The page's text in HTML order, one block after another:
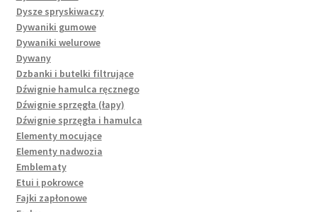
Dysze spryskiwaczy
Dywaniki gumowe
Dywaniki welurowe
Dywany
Dzbanki i butelki filtrujące
Dźwignie hamulca ręcznego
Dźwignie sprzęgła (łapy)
Dźwignie sprzęgła i hamulca
Elementy mocujące
Elementy nadwozia
Emblematy
Etui i pokrowce
Fajki zapłonowe